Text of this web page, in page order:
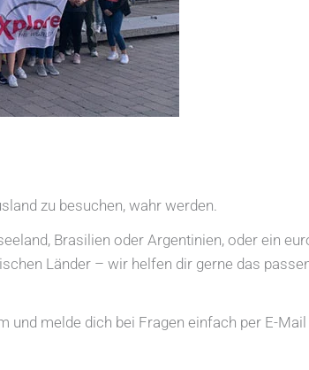
zu besuchen, wahr werden.
Brasilien oder Argentinien, oder ein
Länder – wir helfen dir gerne das
und melde dich bei Fragen einfach per E-